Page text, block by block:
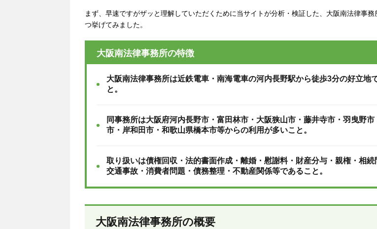
まず、早速ですがザッと理解していただくために当サイトが分析・検証した、大阪南法律事務
つ挙げてみました。
大阪南法律事務所の特徴
大阪南法律事務所は近鉄電車・南海電車の河内長野駅から徒歩3分の好立地
と。
同事務所は大阪府河内長野市・富田林市・大阪狭山市・藤井寺市・羽曳野市
市・岸和田市・和歌山県橋本市等からの利用が多いこと。
取り扱いは債権回収・法的書面作成・離婚・慰謝料・財産分与・親権・相続
交通事故・消費者問題・債務整理・不動産関係等であること。
大阪南法律事務所の概要